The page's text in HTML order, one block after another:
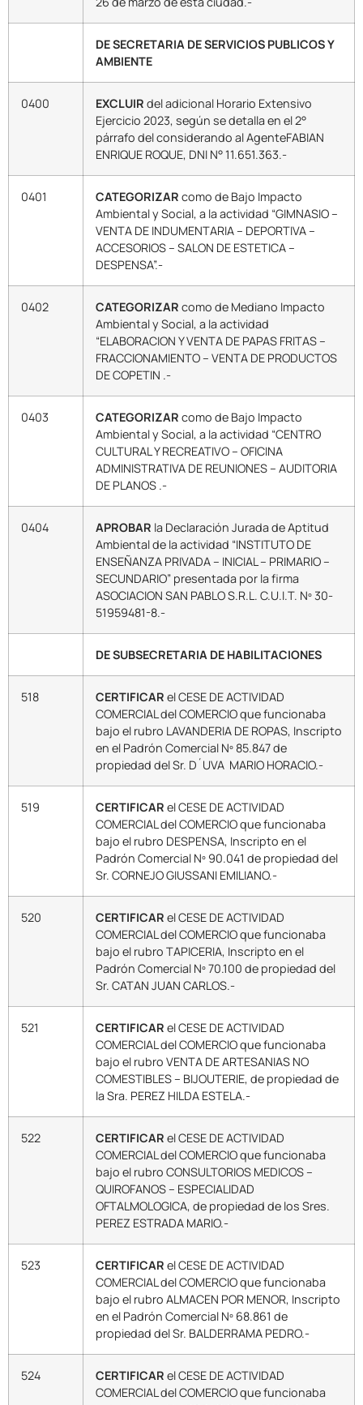
DE SECRETARIA DE SERVICIOS PUBLICOS Y
AMBIENTE
0400 EXCLUIR del adicional Horario Extensivo
Ejercicio 2023, según se detalla en el 2°
párrafo del considerando al AgenteFABIAN
ENRIQUE ROQUE, DNI N° 11.651.363.-
0401 CATEGORIZAR como de Bajo Impacto
Ambiental y Social, a la actividad “GIMNASIO –
VENTA DE INDUMENTARIA – DEPORTIVA –
ACCESORIOS – SALON DE ESTETICA –
DESPENSA”.-
0402 CATEGORIZAR como de Mediano Impacto
Ambiental y Social, a la actividad
“ELABORACION Y VENTA DE PAPAS FRITAS –
FRACCIONAMIENTO – VENTA DE PRODUCTOS
DE COPETIN .-
0403 CATEGORIZAR como de Bajo Impacto
Ambiental y Social, a la actividad “CENTRO
CULTURAL Y RECREATIVO – OFICINA
ADMINISTRATIVA DE REUNIONES – AUDITORIA
DE PLANOS .-
0404 APROBAR la Declaración Jurada de Aptitud
Ambiental de la actividad “INSTITUTO DE
ENSEÑANZA PRIVADA – INICIAL – PRIMARIO –
SECUNDARIO” presentada por la firma
ASOCIACION SAN PABLO S.R.L. C.U.I.T. Nº 30-
51959481-8.-
DE SUBSECRETARIA DE HABILITACIONES
518 CERTIFICAR el CESE DE ACTIVIDAD
COMERCIAL del COMERCIO que funcionaba
bajo el rubro LAVANDERIA DE ROPAS, Inscripto
en el Padrón Comercial Nº 85.847 de
propiedad del Sr. D´UVA MARIO HORACIO.-
519 CERTIFICAR el CESE DE ACTIVIDAD
COMERCIAL del COMERCIO que funcionaba
bajo el rubro DESPENSA, Inscripto en el
Padrón Comercial Nº 90.041 de propiedad del
Sr. CORNEJO GIUSSANI EMILIANO.-
520 CERTIFICAR el CESE DE ACTIVIDAD
COMERCIAL del COMERCIO que funcionaba
bajo el rubro TAPICERIA, Inscripto en el
Padrón Comercial Nº 70.100 de propiedad del
Sr. CATAN JUAN CARLOS.-
521 CERTIFICAR el CESE DE ACTIVIDAD
COMERCIAL del COMERCIO que funcionaba
bajo el rubro VENTA DE ARTESANIAS NO
COMESTIBLES – BIJOUTERIE, de propiedad de
la Sra. PEREZ HILDA ESTELA.-
522 CERTIFICAR el CESE DE ACTIVIDAD
COMERCIAL del COMERCIO que funcionaba
bajo el rubro CONSULTORIOS MEDICOS –
QUIROFANOS – ESPECIALIDAD
OFTALMOLOGICA, de propiedad de los Sres.
PEREZ ESTRADA MARIO.-
523 CERTIFICAR el CESE DE ACTIVIDAD
COMERCIAL del COMERCIO que funcionaba
bajo el rubro ALMACEN POR MENOR, Inscripto
en el Padrón Comercial Nº 68.861 de
propiedad del Sr. BALDERRAMA PEDRO.-
524 CERTIFICAR el CESE DE ACTIVIDAD
COMERCIAL del COMERCIO que funcionaba